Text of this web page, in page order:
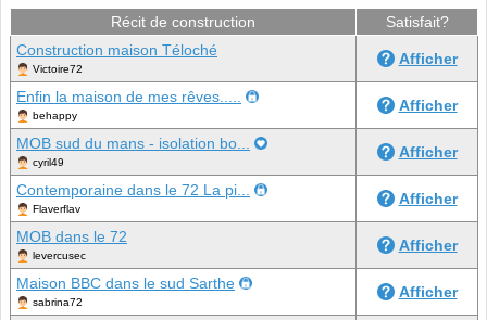
Récit de construction
Satisfait?
Construction maison Téloché
Victoire72
Afficher
Enfin la maison de mes rêves.....
behappy
Afficher
MOB sud du mans - isolation bo...
cyril49
Afficher
Contemporaine dans le 72 La pi...
Flaverflav
Afficher
MOB dans le 72
levercusec
Afficher
Maison BBC dans le sud Sarthe
sabrina72
Afficher